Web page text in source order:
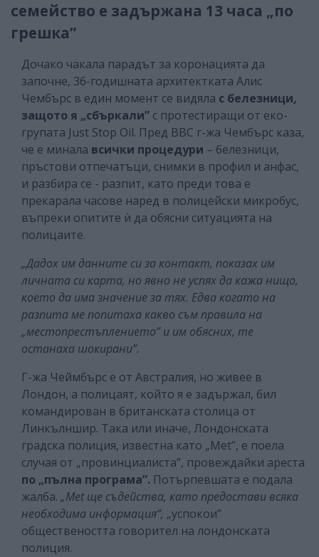
семейство е задържана 13 часа „по
грешка”
Дочако чакала парадът за коронацията да
започне, 36-годишната архитектката Алис
Чембърс в един момент се видяла с белезници,
защото я „сбъркали” с протестиращи от еко-
групата Just Stop Oil. Пред BBC г-жа Чембърс каза,
че е минала всички процедури – белезници,
пръстови отпечатъци, снимки в профил и анфас,
и разбира се - разпит, като преди това е
прекарала часове наред в полицейски микробус,
въпреки опитите ѝ да обясни ситуацията на
полицаите.
„Дадох им данните си за контакт, показах им
личната си карта, но явно не успях да кажа нищо,
което да има значение за тях. Едва когато на
разпита ме попитаха какво съм правила на
„местопрестъплението” и им обясних, те
останаха шокирани”.
Г-жа Чеймбърс е от Австралия, но живее в
Лондон, а полицаят, който я е задържал, бил
командирован в британската столица от
Линкълншир. Така или иначе, Лондонската
градска полиция, известна като „Met”, е поела
случая от „провинциалиста”, провеждайки ареста
по „пълна програма”. Потърпевшата е подала
жалба. „Met ще съдейства, като предостави всяка
необходима информация“, „успокои”
обществеността говорител на лондонската
полиция.